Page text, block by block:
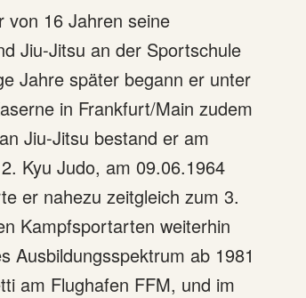
von 16 Jahren seine
Jiu-Jitsu an der Sportschule
Jahre später begann er unter
in Frankfurt/Main zudem
Jiu-Jitsu bestand er am
Kyu Judo, am 09.06.1964
er nahezu zeitgleich zum 3.
Kampfsportarten weiterhin
Ausbildungsspektrum ab 1981
am Flughafen FFM, und im